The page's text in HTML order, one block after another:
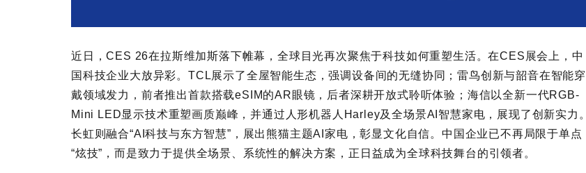
近日，CES 26在拉斯维加斯落下帷幕，全球目光再次聚焦于科技如何重塑生活。在CES展会上，中
国科技企业大放异彩。TCL展示了全屋智能生态，强调设备间的无缝协同；雷鸟创新与韶音在智能穿
戴领域发力，前者推出首款搭载eSIM的AR眼镜，后者深耕开放式聆听体验；海信以全新一代RGB-
Mini LED显示技术重塑画质巅峰，并通过人形机器人Harley及全场景AI智慧家电，展现了创新实力。
长虹则融合“AI科技与东方智慧”，展出熊猫主题AI家电，彰显文化自信。中国企业已不再局限于单点
“炫技”，而是致力于提供全场景、系统性的解决方案，正日益成为全球科技舞台的引领者。